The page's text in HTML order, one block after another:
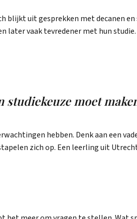
blijkt uit gesprekken met decanen
later vaak tevredener met hun studie.
studiekeuze moet
hebben. Denk aan een
zich op. Een leerling uit